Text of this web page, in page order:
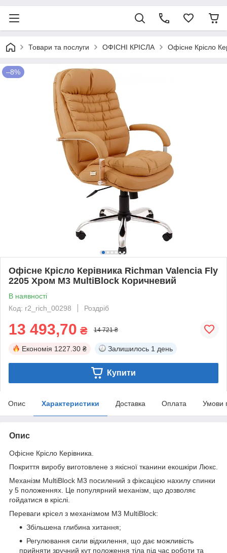
Товари та послуги ОФІСНІ КРІСЛА Офісне Крісло
–8%
Офісне Крісло Керівника Richman Valencia Fly
2205 Хром М3 MultiBlock Коричневий
В наявності
Код: r2_rich_00298
Роздріб
13 493,70 ₴ 14 721 ₴
Економія 1227.30 ₴ Залишилось 1 день
Купити
Опис Характеристики Доставка Оплата Умови
Опис
Офісне Крісло Керівника.
Покриття виробу виготовлене з якісної тканини екошкіри Люкс.
Механізм MultiBlock М3 посилений з фіксацією нахилу спинки
у 5 положеннях. Це популярний механізм, що дозволяє
гойдатися в кріслі.
Переваги крісел з механізмом M3 MultiBlock:
Збільшена глибина хитання;
Регулювання сили відхилення, що дає можливість
прийняти зручний кут положення тіла під час роботи та